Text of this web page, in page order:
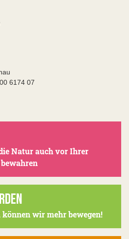
6174 07
Natur auch vor Ihrer
können wir mehr bewegen!